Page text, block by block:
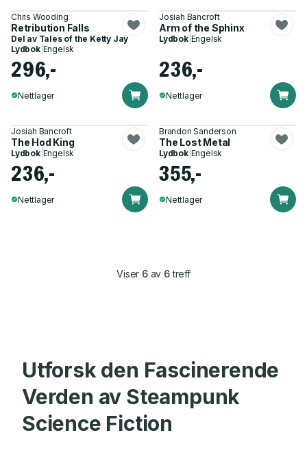
Chris Wooding
Retribution Falls
Del av Tales of the Ketty Jay
Lydbok| Engelsk
296,-
Nettlager
Josiah Bancroft
Arm of the Sphinx
Lydbok| Engelsk
236,-
Nettlager
Josiah Bancroft
The Hod King
Lydbok| Engelsk
236,-
Nettlager
Brandon Sanderson
The Lost Metal
Lydbok| Engelsk
355,-
Nettlager
Viser 6av 6treff
Utforsk den Fascinerende
Verden av Steampunk
Science Fiction